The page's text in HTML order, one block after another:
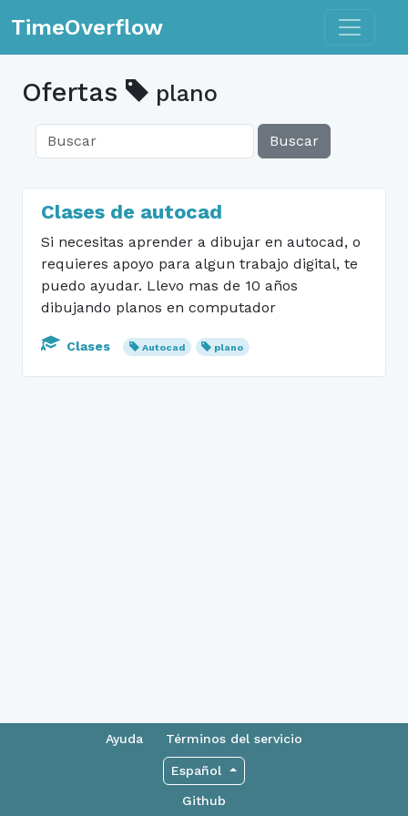
TimeOverflow Toggle
Ofertas plano
Buscar
Clases de autocad
Si necesitas aprender a dibujar en autocad, o
requieres apoyo para algun trabajo digital, te
puedo ayudar. Llevo mas de 10 años
dibujando planos en computador
Clases Autocad plano
Ayuda Términos del servicio
Español
Github